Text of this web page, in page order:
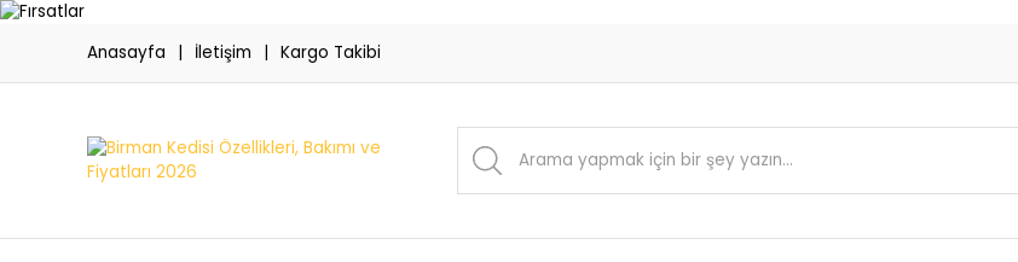
Anasayfa İletişim Kargo Takibi